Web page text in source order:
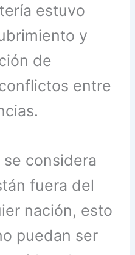
estuvo
y
de
entre
considera
fuera del
nación, esto
puedan ser